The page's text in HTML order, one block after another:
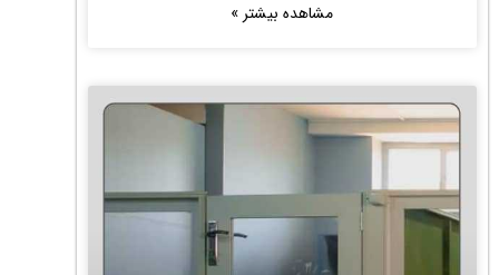
مشاهده بیشتر »